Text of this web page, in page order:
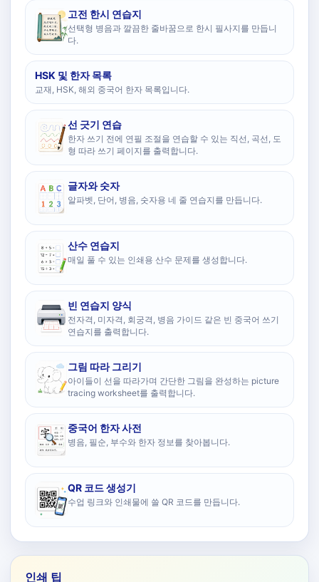
고전 한시 연습지
선택형 병음과 깔끔한 줄바꿈으로 한시 필사지를 만듭니
다.
HSK 및 한자 목록
교재, HSK, 해외 중국어 한자 목록입니다.
선 긋기 연습
한자 쓰기 전에 연필 조절을 연습할 수 있는 직선, 곡선, 도
형 따라 쓰기 페이지를 출력합니다.
글자와 숫자
알파벳, 단어, 병음, 숫자용 네 줄 연습지를 만듭니다.
산수 연습지
매일 풀 수 있는 인쇄용 산수 문제를 생성합니다.
빈 연습지 양식
전자격, 미자격, 회궁격, 병음 가이드 같은 빈 중국어 쓰기
연습지를 출력합니다.
그림 따라 그리기
아이들이 선을 따라가며 간단한 그림을 완성하는 picture
tracing worksheet를 출력합니다.
중국어 한자 사전
병음, 필순, 부수와 한자 정보를 찾아봅니다.
QR 코드 생성기
수업 링크와 인쇄물에 쓸 QR 코드를 만듭니다.
인쇄 팁